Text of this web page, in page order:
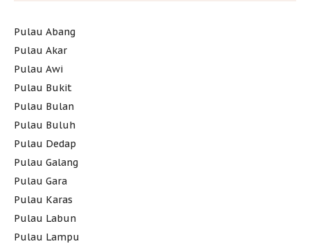
Pulau Abang
Pulau Akar
Pulau Awi
Pulau Bukit
Pulau Bulan
Pulau Buluh
Pulau Dedap
Pulau Galang
Pulau Gara
Pulau Karas
Pulau Labun
Pulau Lampu